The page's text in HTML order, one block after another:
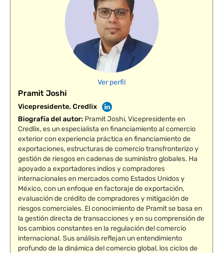
Ver perfil
Pramit Joshi
Vicepresidente, Credlix
Biografía del autor: Pramit Joshi, Vicepresidente en
Credlix, es un especialista en financiamiento al comercio
exterior con experiencia práctica en financiamiento de
exportaciones, estructuras de comercio transfronterizo y
gestión de riesgos en cadenas de suministro globales. Ha
apoyado a exportadores indios y compradores
internacionales en mercados como Estados Unidos y
México, con un enfoque en factoraje de exportación,
evaluación de crédito de compradores y mitigación de
riesgos comerciales. El conocimiento de Pramit se basa en
la gestión directa de transacciones y en su comprensión de
los cambios constantes en la regulación del comercio
internacional. Sus análisis reflejan un entendimiento
profundo de la dinámica del comercio global, los ciclos de